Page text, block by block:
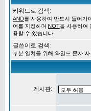
키워드로 검색:
AND를 사용하여 반드시 들어가
어를 지정하며 NOT을 사용하여
용할 수 있습니다
글쓴이로 검색:
부분 일치를 위해 와일드 문자 사
게시판: